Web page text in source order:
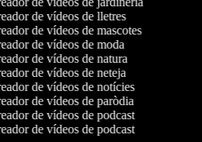
de vídeos de lletres
de vídeos de mascotes
de vídeos de moda
de vídeos de natura
de vídeos de neteja
de vídeos de notícies
de vídeos de paròdia
de vídeos de podcast
de vídeos de podcast